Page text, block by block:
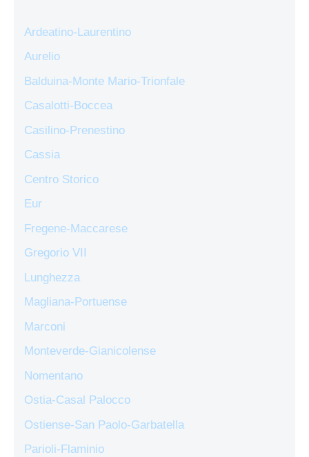
Ardeatino-Laurentino
Aurelio
Balduina-Monte Mario-Trionfale
Casalotti-Boccea
Casilino-Prenestino
Cassia
Centro Storico
Eur
Fregene-Maccarese
Gregorio VII
Lunghezza
Magliana-Portuense
Marconi
Monteverde-Gianicolense
Nomentano
Ostia-Casal Palocco
Ostiense-San Paolo-Garbatella
Parioli-Flaminio